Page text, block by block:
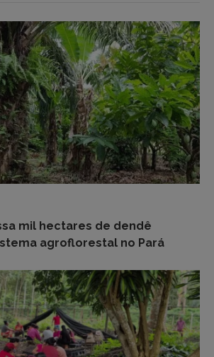
mil hectares de dendê
agroflorestal no Pará